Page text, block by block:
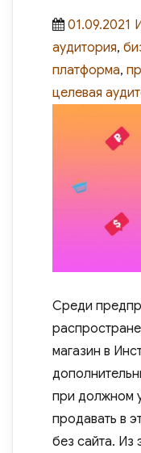
Posted
on
01.09.2021
аудитория,
платформа,
целевая
Среди
магазин в
при должном
продавать в
без сайта. Из